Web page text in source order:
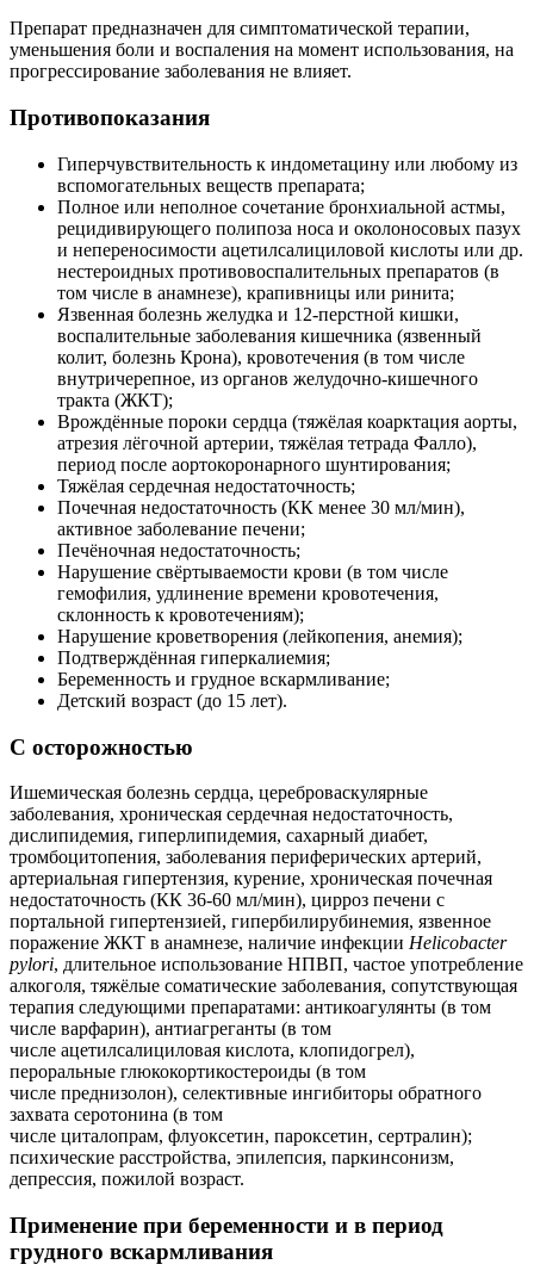
Препарат предназначен для симптоматической терапии,
уменьшения боли и воспаления на момент использования, на
прогрессирование заболевания не влияет.
Противопоказания
Гиперчувствительность к индометацину или любому из
вспомогательных веществ препарата;
Полное или неполное сочетание бронхиальной астмы,
рецидивирующего полипоза носа и околоносовых пазух
и непереносимости ацетилсалициловой кислоты или др.
нестероидных противовоспалительных препаратов (в
том числе в анамнезе), крапивницы или ринита;
Язвенная болезнь желудка и 12-перстной кишки,
воспалительные заболевания кишечника (язвенный
колит, болезнь Крона), кровотечения (в том числе
внутричерепное, из органов желудочно-кишечного
тракта (ЖКТ);
Врождённые пороки сердца (тяжёлая коарктация аорты,
атрезия лёгочной артерии, тяжёлая тетрада Фалло),
период после аортокоронарного шунтирования;
Тяжёлая сердечная недостаточность;
Почечная недостаточность (КК менее 30 мл/мин),
активное заболевание печени;
Печёночная недостаточность;
Нарушение свёртываемости крови (в том числе
гемофилия, удлинение времени кровотечения,
склонность к кровотечениям);
Нарушение кроветворения (лейкопения, анемия);
Подтверждённая гиперкалиемия;
Беременность и грудное вскармливание;
Детский возраст (до 15 лет).
С осторожностью
Ишемическая болезнь сердца, цереброваскулярные
заболевания, хроническая сердечная недостаточность,
дислипидемия, гиперлипидемия, сахарный диабет,
тромбоцитопения, заболевания периферических артерий,
артериальная гипертензия, курение, хроническая почечная
недостаточность (КК 36-60 мл/мин), цирроз печени с
портальной гипертензией, гипербилирубинемия, язвенное
поражение ЖКТ в анамнезе, наличие инфекции Helicobacter
pylori, длительное использование НПВП, частое употребление
алкоголя, тяжёлые соматические заболевания, сопутствующая
терапия следующими препаратами: антикоагулянты (в том
числе варфарин), антиагреганты (в том
числе ацетилсалициловая кислота, клопидогрел),
пероральные глюкокортикостероиды (в том
числе преднизолон), селективные ингибиторы обратного
захвата серотонина (в том
числе циталопрам, флуоксетин, пароксетин, сертралин);
психические расстройства, эпилепсия, паркинсонизм,
депрессия, пожилой возраст.
Применение при беременности и в период
грудного вскармливания